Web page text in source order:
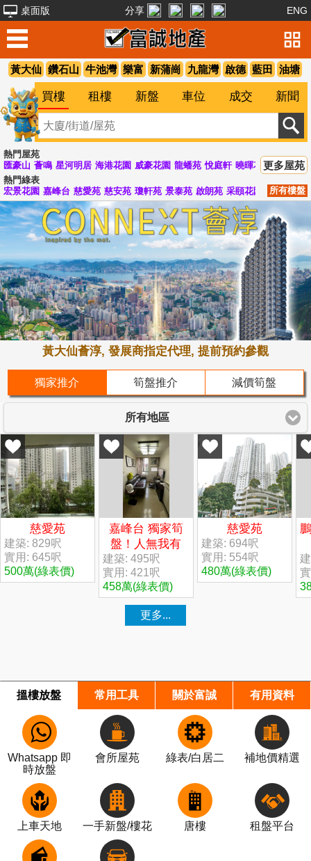
桌面版 分享 ENG
油塘
藍田
啟德
九龍灣
新蒲崗
樂富
牛池灣
鑽石山
黃大仙
買樓 租樓 新盤 車位 成交 新聞
更多屋苑
熱門屋苑
所有樓盤
匯豪山 薈鳴 星河明居 海港花園 威豪花園 龍蟠苑 悅庭軒 曉暉花園 峻弦 清
熱門綠表
宏景花園 嘉峰台 慈愛苑 慈安苑 瓊軒苑 景泰苑 啟朗苑 采頤花園 啟德花園
黃大仙薈淳, 發展商指定代理, 提前預約參觀
獨家推介 筍盤推介 減價筍盤
搵樓放盤 常用工具 關於富誠 有用資料
Whatsapp 即
時放盤
會所屋苑 綠表/白居二 補地價精選
上車天地 一手新盤/樓花 唐樓 租盤平台